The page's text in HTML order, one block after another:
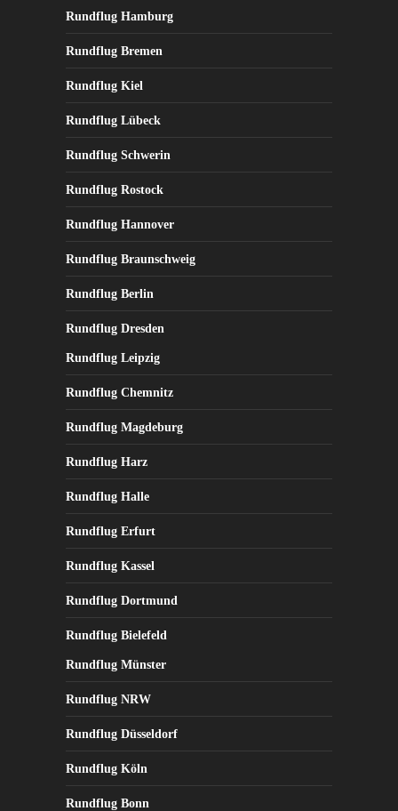
Rundflug Hamburg
Rundflug Bremen
Rundflug Kiel
Rundflug Lübeck
Rundflug Schwerin
Rundflug Rostock
Rundflug Hannover
Rundflug Braunschweig
Rundflug Berlin
Rundflug Dresden
Rundflug Leipzig
Rundflug Chemnitz
Rundflug Magdeburg
Rundflug Harz
Rundflug Halle
Rundflug Erfurt
Rundflug Kassel
Rundflug Dortmund
Rundflug Bielefeld
Rundflug Münster
Rundflug NRW
Rundflug Düsseldorf
Rundflug Köln
Rundflug Bonn